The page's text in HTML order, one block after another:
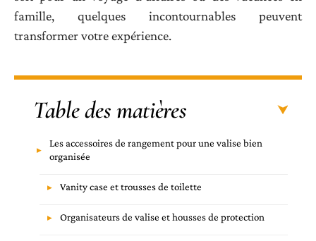
famille, quelques incontournables peuvent
transformer votre expérience.
Table des matières
Les accessoires de rangement pour une valise bien
organisée
Vanity case et trousses de toilette
Organisateurs de valise et housses de protection